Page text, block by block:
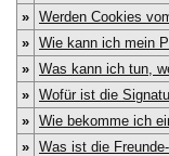
» Werden Cookies
» Wie kann ich mein
» Was kann ich tun,
» Wofür ist die
» Wie bekomme ich
» Was ist die